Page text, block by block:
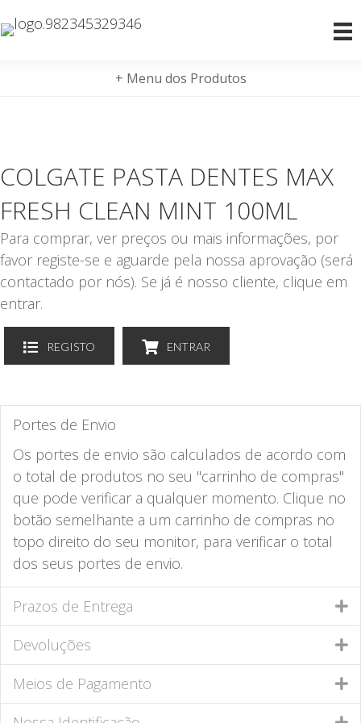
+ Menu dos Produtos
COLGATE PASTA DENTES MAX
FRESH CLEAN MINT 100ML
Para comprar, ver preços ou mais informações, por
favor registe-se e aguarde pela nossa aprovação (será
contactado por nós). Se já é nosso cliente, clique em
entrar.
REGISTO ENTRAR
Portes de Envio
Os portes de envio são calculados de acordo com
o total de produtos no seu "carrinho de compras"
que pode verificar a qualquer momento. Clique no
botão semelhante a um carrinho de compras no
topo direito do seu monitor, para verificar o total
dos seus portes de envio.
Prazos de Entrega
Devoluções
Meios de Pagamento